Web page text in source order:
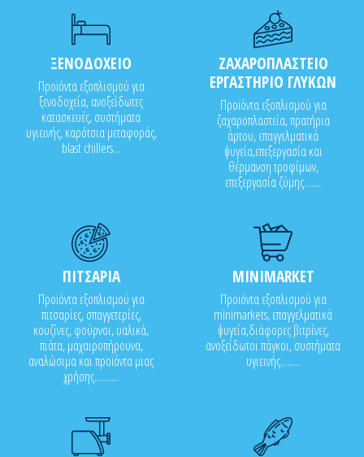
ΞΕΝΟΔΟΧΕΙΟ
Προϊόντα εξοπλισμού για
ξενοδοχεία, ανοξείδωτες
κατασκευές, συστήματα
υγιεινής, καρότσια μεταφοράς,
blast chillers...
ΖΑΧΑΡΟΠΛΑΣΤΕΙΟ
ΕΡΓΑΣΤΗΡΙΟ ΓΛΥΚΩΝ
Προϊόντα εξοπλισμού για
ζαχαροπλαστεία, πρατήρια
άρτου, επαγγελματικά
ψυγεία,επεξεργασία και
θέρμανση τροφίμων,
επεξεργασία ζύμης.......
ΠΙΤΣΑΡΙΑ
Προϊόντα εξοπλισμού για
πιτσαρίες, σπαγγετερίες,
κουζίνες, φούρνοι, υαλικά,
πιάτα, μαχαιροπήρουνα,
αναλώσιμα και προϊόντα μιας
χρήσης..........
MINIMARKET
Προϊόντα εξοπλισμού για
minimarkets, επαγγελματικά
ψυγεία,διάφορες βιτρίνες,
ανοξείδωτοι πάγκοι, συστήματα
υγιεινής........